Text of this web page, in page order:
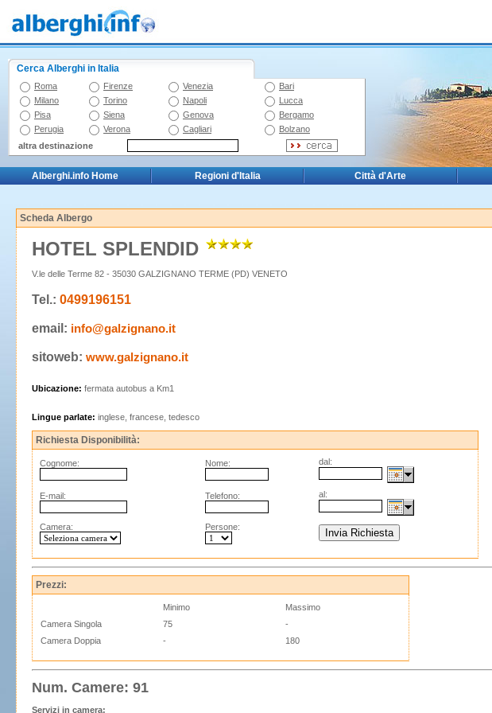
Cerca Alberghi in Italia
Roma Firenze Venezia
Bari
Milano
Torino Napoli
Lucca
Pisa
Siena Genova
Bergamo
Perugia
Verona Cagliari
Bolzano
altra destinazione
Alberghi.info Home Regioni d'Italia Città d'Arte
Scheda Albergo
HOTEL SPLENDID
V.le delle Terme 82 - 35030 GALZIGNANO TERME (PD) VENETO
Tel.: 0499196151
email: info@galzignano.it
sitoweb: www.galzignano.it
Ubicazione: fermata autobus a Km1
Lingue parlate: inglese, francese, tedesco
Richiesta Disponibilità:
Cognome: Nome: dal:
E-mail: Telefono: al:
Camera: Persone:
Prezzi:
Minimo
Massimo
Camera Singola
75
-
Camera Doppia
- 180
Num. Camere: 91
Servizi in camera: